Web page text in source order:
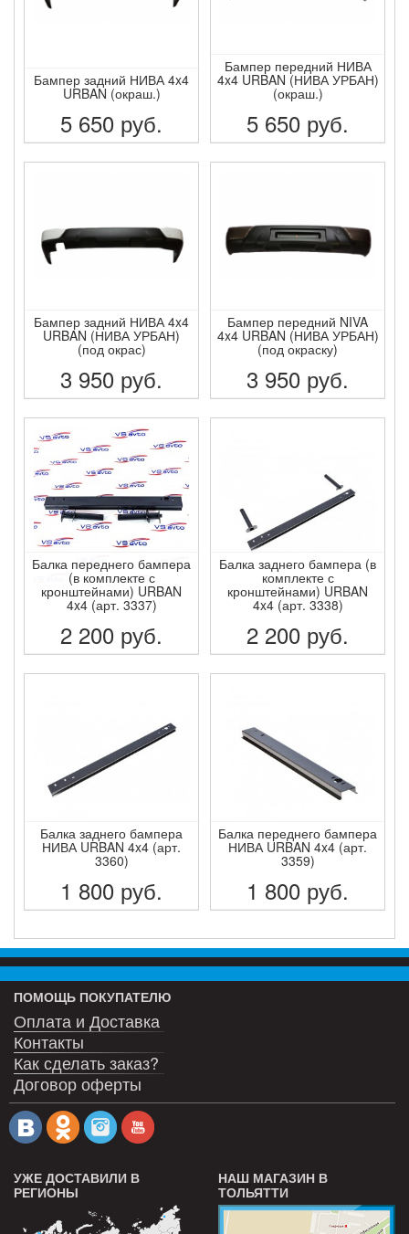
Бампер задний НИВА 4x4
URBAN (окраш.)
5 650 руб.
ПОДРОБНЕЕ
Бампер передний НИВА
4x4 URBAN (НИВА УРБАН)
(окраш.)
5 650 руб.
ПОДРОБНЕЕ
Бампер задний НИВА 4x4
URBAN (НИВА УРБАН)
(под окрас)
3 950 руб.
ПОДРОБНЕЕ
Бампер передний NIVA
4x4 URBAN (НИВА УРБАН)
(под окраску)
3 950 руб.
ПОДРОБНЕЕ
Балка переднего бампера
(в комплекте с
кронштейнами) URBAN
4x4 (арт. 3337)
2 200 руб.
ПОДРОБНЕЕ
Балка заднего бампера (в
комплекте с
кронштейнами) URBAN
4x4 (арт. 3338)
2 200 руб.
ПОДРОБНЕЕ
Балка заднего бампера
НИВА URBAN 4x4 (арт.
3360)
1 800 руб.
ПОДРОБНЕЕ
Балка переднего бампера
НИВА URBAN 4x4 (арт.
3359)
1 800 руб.
ПОДРОБНЕЕ
ПОМОЩЬ ПОКУПАТЕЛЮ
Оплата и Доставка
Контакты
Как сделать заказ?
Договор оферты
УЖЕ ДОСТАВИЛИ В
РЕГИОНЫ
НАШ МАГАЗИН В
ТОЛЬЯТТИ